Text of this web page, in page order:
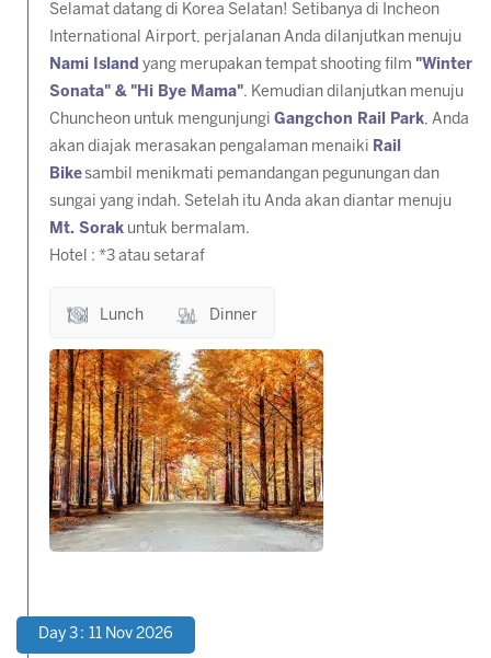
Selamat datang di Korea Selatan! Setibanya di Incheon
International Airport, perjalanan Anda dilanjutkan menuju
Nami Island yang merupakan tempat shooting film "Winter
Sonata" & "Hi Bye Mama". Kemudian dilanjutkan menuju
Chuncheon untuk mengunjungi Gangchon Rail Park, Anda
akan diajak merasakan pengalaman menaiki Rail
Bikesambil menikmati pemandangan pegunungan dan
sungai yang indah. Setelah itu Anda akan diantar menuju
Mt. Sorak untuk bermalam.
Hotel : *3 atau setaraf
Lunch Dinner
Day 3 : 11 Nov 2026